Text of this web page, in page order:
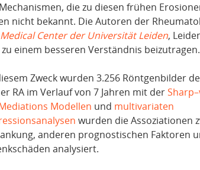
die zu diesen frühen
nicht bekannt. Die Autoren der
Medical Center der Universität Leiden,
einem besseren Verständnis beizutragen.
Zweck wurden 3.256 Röntgenbilder
RA im Verlauf von 7 Jahren mit der
Modellen und multivariaten
wurden die Assoziationen
anderen prognostischen Faktoren
analysiert.